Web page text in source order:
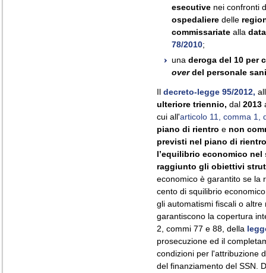
esecutive nei confronti
ospedaliere delle
commissariate alla data
78/2010;
una deroga del 10 per
overdel personale
Il decreto-legge 95/2012,
ulteriore triennio, dal 2013
cui all'articolo 11, comma 1,
piano di rientro e non
previsti nel piano di
l’equilibrio economico
raggiunto gli obiettivi
economico è garantito se la
cento di squilibrio
gli automatismi fiscali o
garantiscono la copertura
2, commi 77 e 88, della
prosecuzione ed il
condizioni per l'attribuzione
del finanziamento del SSN.